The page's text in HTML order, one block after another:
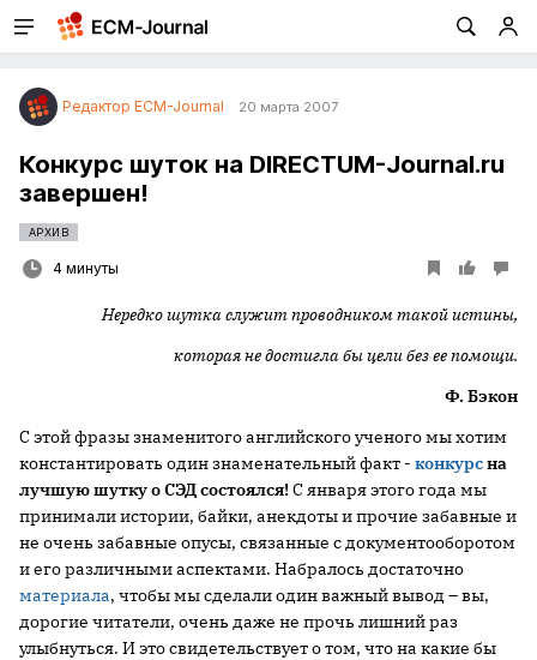
Редактор ECM-Journal 20 марта 2007
Конкурс шуток на DIRECTUM-Journal.ru
завершен!
АРХИВ
4 минуты
Нередко шутка служит проводником такой истины,
которая не достигла бы цели без ее помощи.
Ф. Бэкон
С этой фразы знаменитого английского ученого мы хотим
константировать один знаменательный факт - конкурсна
лучшую шутку о СЭД состоялся!С января этого года мы
принимали истории, байки, анекдоты и прочие забавные и
не очень забавные опусы, связанные с документооборотом
и его различными аспектами. Набралось достаточно
материала, чтобы мы сделали один важный вывод – вы,
дорогие читатели, очень даже не прочь лишний раз
улыбнуться. И это свидетельствует о том, что на какие бы